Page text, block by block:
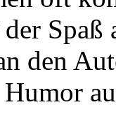
Spaß
den